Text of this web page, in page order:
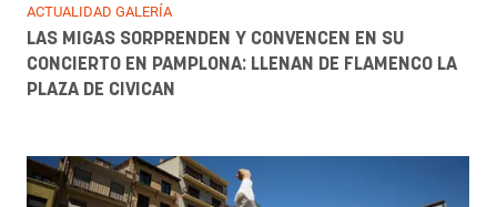
ACTUALIDAD GALERÍA
LAS MIGAS SORPRENDEN Y CONVENCEN EN SU
CONCIERTO EN PAMPLONA: LLENAN DE FLAMENCO LA
PLAZA DE CIVICAN